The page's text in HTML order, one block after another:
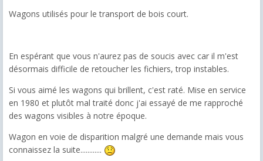
Wagons utilisés pour le transport de bois court.
En espérant que vous n'aurez pas de soucis avec car il m'est
désormais difficile de retoucher les fichiers, trop instables.
Si vous aimé les wagons qui brillent, c'est raté. Mise en service
en 1980 et plutôt mal traité donc j'ai essayé de me rapproché
des wagons visibles à notre époque.
Wagon en voie de disparition malgré une demande mais vous
connaissez la suite............